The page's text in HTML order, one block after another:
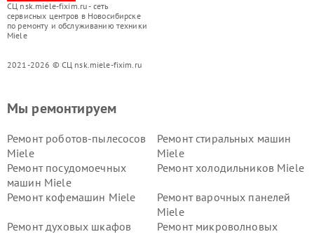
СЦ nsk.miele-fixim.ru - сеть
сервисных центров в Новосибирске
по ремонту и обслуживанию техники
Miele
2021-2026 © СЦ nsk.miele-fixim.ru
Мы ремонтируем
Ремонт роботов-пылесосов
Miele
Ремонт стиральных машин
Miele
Ремонт посудомоечных
машин Miele
Ремонт холодильников Miele
Ремонт кофемашин Miele
Ремонт варочных панелей
Miele
Ремонт духовых шкафов
Ремонт микроволновых